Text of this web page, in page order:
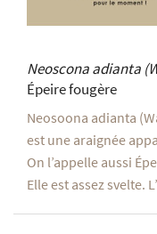
Neoscona adianta
Épeire fougère
Neosoona adianta
est une araignée
On l’appelle aussi
Elle est assez svelte.